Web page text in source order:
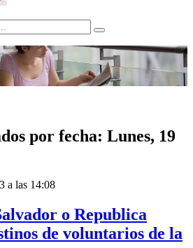
por fecha: Lunes, 19
a las 14:08
o Republica
de voluntarios de la